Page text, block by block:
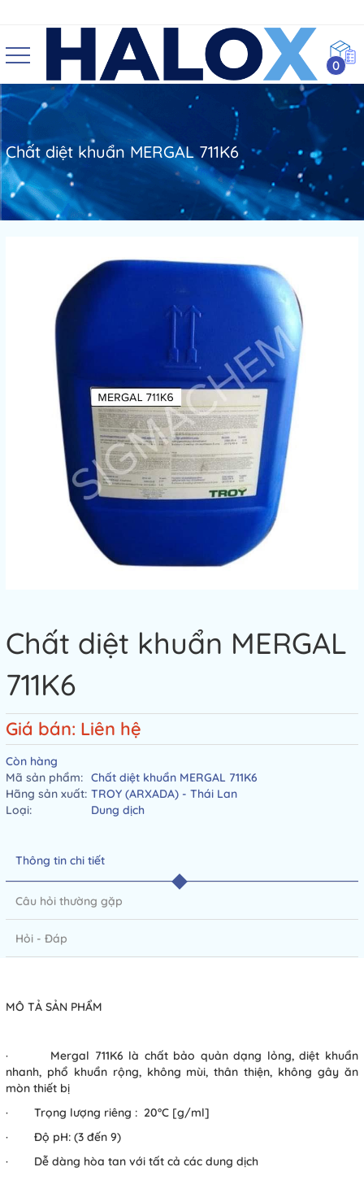
0
Chất diệt khuẩn MERGAL 711K6
Chất diệt khuẩn MERGAL
711K6
Giá bán: Liên hệ
Còn hàng
Mã sản phẩm: Chất diệt khuẩn MERGAL 711K6
Hãng sản xuất: TROY (ARXADA) - Thái Lan
Loại:
Dung dịch
Thông tin chi tiết
Câu hỏi thường gặp
Hỏi - Đáp
MÔ TẢ SẢN PHẨM
· Mergal 711K6 là chất bảo quản dạng lỏng, diệt khuẩn
nhanh, phổ khuẩn rộng, không mùi, thân thiện, không gây ăn
mòn thiết bị
· Trọng lượng riêng : 20°C [g/ml]
· Độ pH: (3 đến 9)
· Dễ dàng hòa tan với tất cả các dung dịch